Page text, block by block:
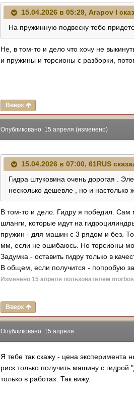
15.04.2026 в 05:29, Arapov I
На пружинную подвеску тебе
Не, в том-то и дело что хочу не
и пружины и торсионы с разборки,
Вверх
Опубликовано: 15 апреля (изменено)
15.04.2026 в 07:00, 61RUS
Гидра штуковина очень дорогая .
несколько дешевле , но и
В том-то и дело. Гидру я победил. Сам
шланги, которые идут на
пружин - для машин с 3 рядом и без.
мм, если не ошибаюсь. Но торсионы
Задумка - оставить гидру только в
В общем, если получится - попробую
Изменено 15 апреля пользователем morbos
Вверх
Опубликовано: 15 апреля
Я тебе так скажу - цена эксперимента
риск только получить машину с
только в работах. Так вижу.